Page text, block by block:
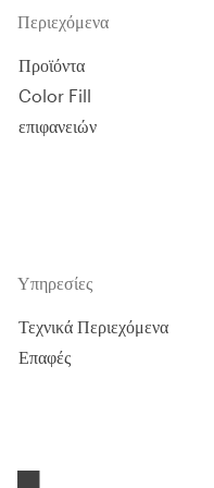
CO2, ανακυκλώσιμο ως αδρανές
ζωής του.
Περιεχόμενα
Προϊόντα
Color Fill
επιφανειών
Υπηρεσίες
Τεχνικά Περιεχόμενα
Επαφές